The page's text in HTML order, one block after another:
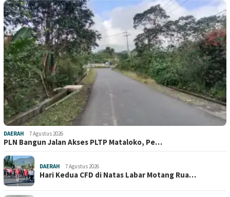
DAERAH 7 Agustus 2026
PLN Bangun Jalan Akses PLTP Mataloko, Pe…
DAERAH 7 Agustus 2026
Hari Kedua CFD di Natas Labar Motang Rua…